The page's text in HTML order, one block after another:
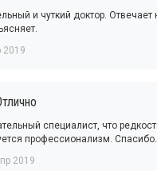
и чуткий доктор. Отвечает
2019
специалист, что
профессионализм. Спасибо.
2019